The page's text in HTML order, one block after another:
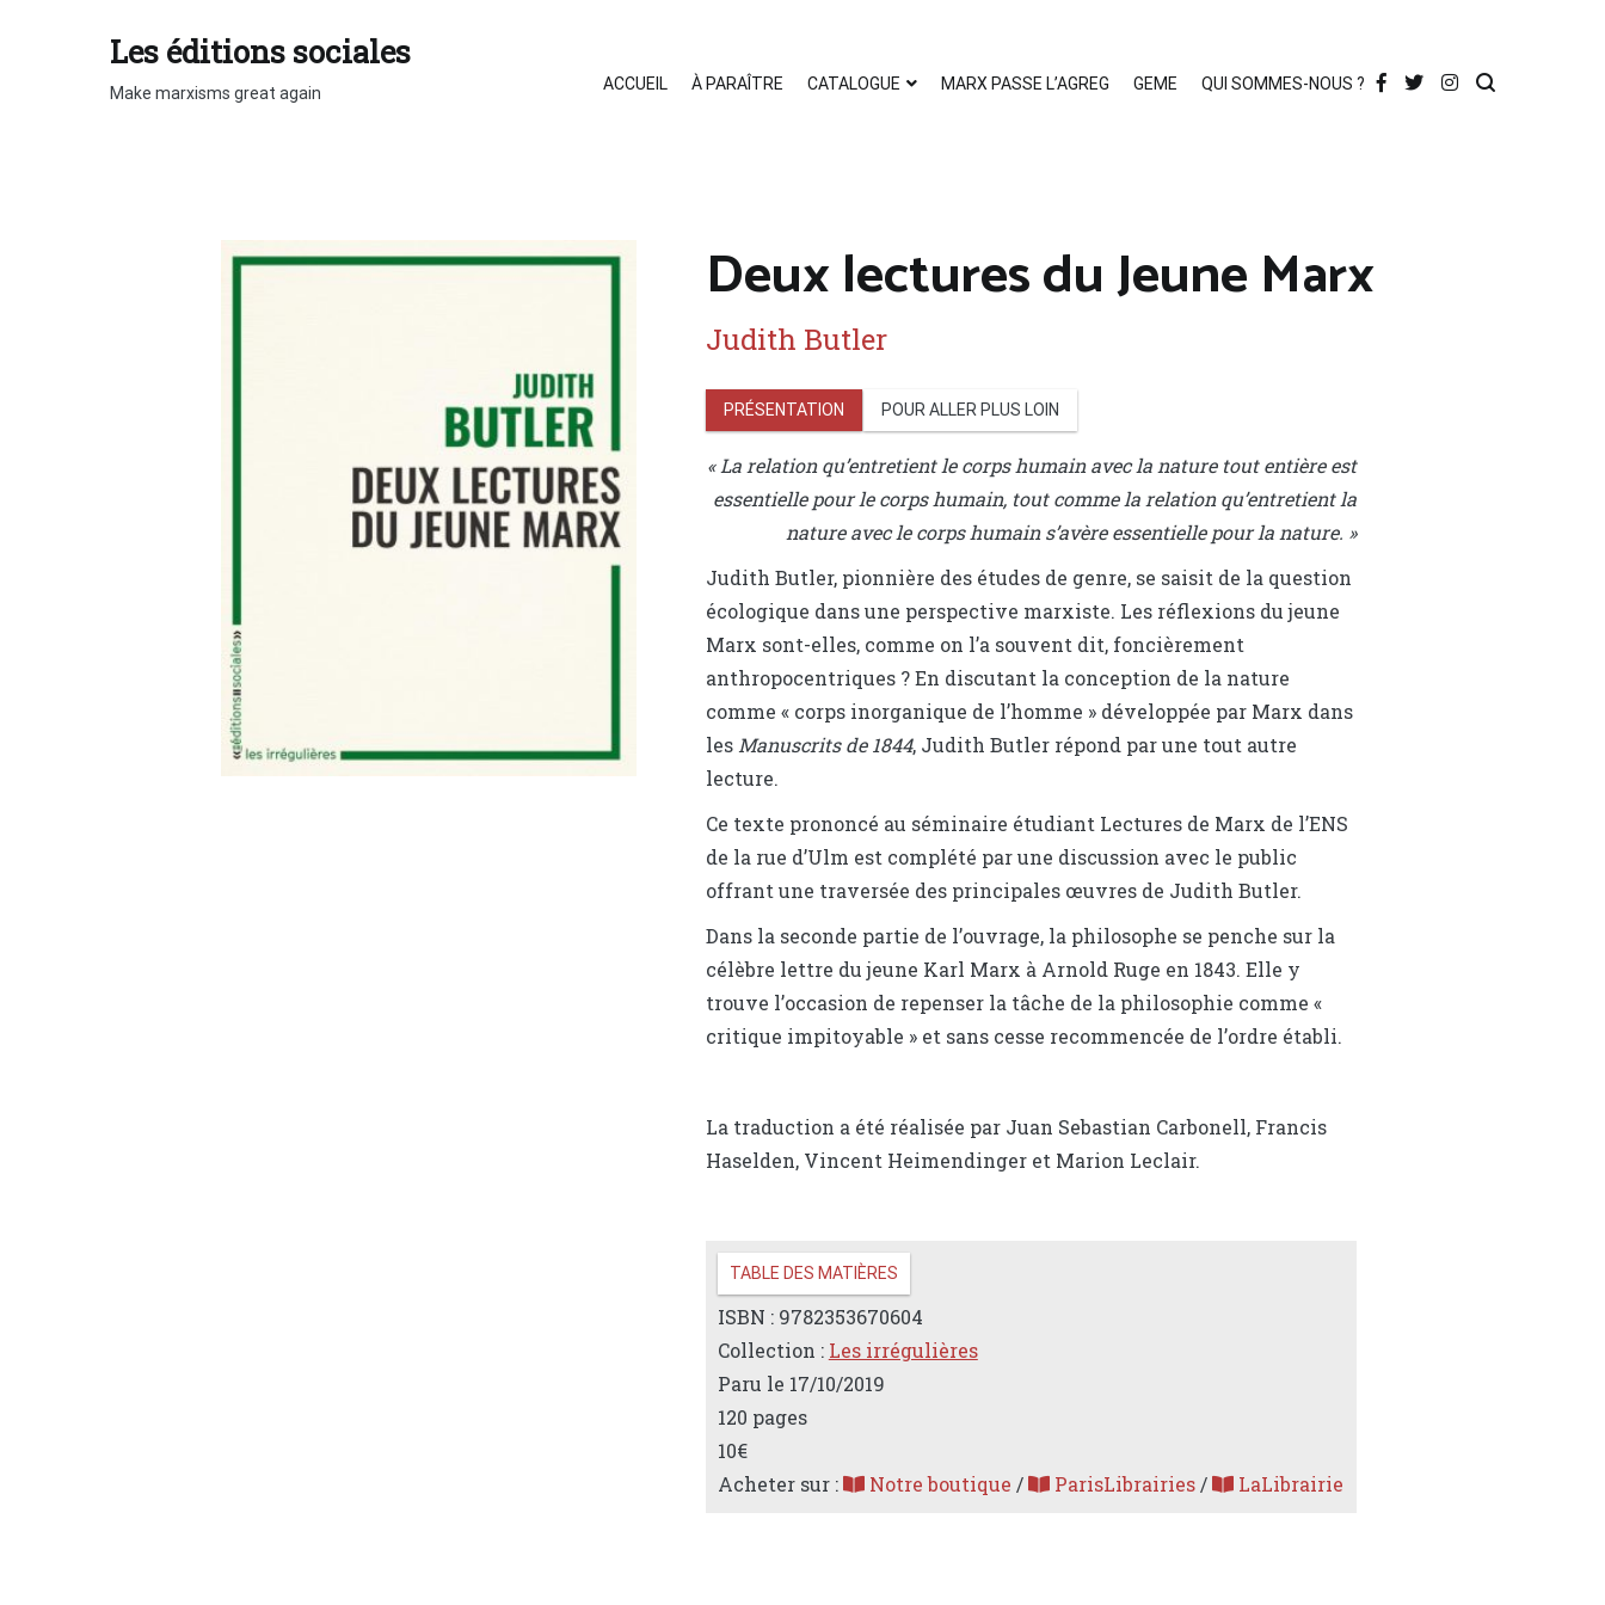
Les éditions sociales
Make marxisms great again
ACCUEIL À PARAÎTRE CATALOGUE MARX PASSE L’AGREG GEME QUI SOMMES-NOUS ?
Deux lectures du Jeune Marx
Judith Butler
PRÉSENTATION POUR ALLER PLUS LOIN
« La relation qu’entretient le corps humain avec la nature tout entière est
essentielle pour le corps humain, tout comme la relation qu’entretient la
nature avec le corps humain s’avère essentielle pour la nature. »
Judith Butler, pionnière des études de genre, se saisit de la question
écologique dans une perspective marxiste. Les réflexions du jeune
Marx sont-elles, comme on l’a souvent dit, foncièrement
anthropocentriques ? En discutant la conception de la nature
comme « corps inorganique de l’homme » développée par Marx dans
les Manuscrits de 1844, Judith Butler répond par une tout autre
lecture.
Ce texte prononcé au séminaire étudiant Lectures de Marx de l’ENS
de la rue d’Ulm est complété par une discussion avec le public
offrant une traversée des principales œuvres de Judith Butler.
Dans la seconde partie de l’ouvrage, la philosophe se penche sur la
célèbre lettre du jeune Karl Marx à Arnold Ruge en 1843. Elle y
trouve l’occasion de repenser la tâche de la philosophie comme «
critique impitoyable » et sans cesse recommencée de l’ordre établi.
La traduction a été réalisée par Juan Sebastian Carbonell, Francis
Haselden, Vincent Heimendinger et Marion Leclair.
TABLE DES MATIÈRES
ISBN : 9782353670604
Collection : Les irrégulières
Paru le 17/10/2019
120 pages
10€
Acheter sur :
Notre boutique / ParisLibrairies/ LaLibrairie